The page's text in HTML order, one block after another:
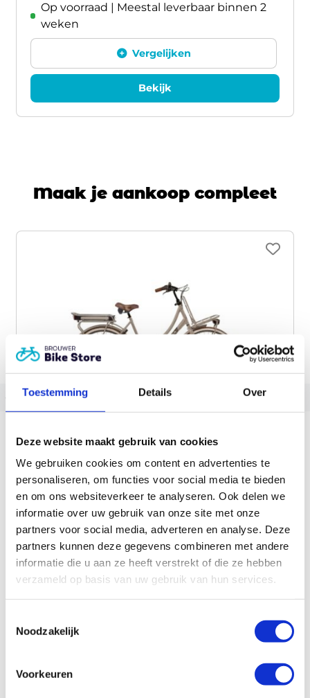
Toestemming Details Over
Deze website maakt gebruik van cookies
We gebruiken cookies om content en advertenties te
personaliseren, om functies voor social media te bieden
en om ons websiteverkeer te analyseren. Ook delen we
informatie over uw gebruik van onze site met onze
partners voor social media, adverteren en analyse. Deze
partners kunnen deze gegevens combineren met andere
informatie die u aan ze heeft verstrekt of die ze hebben
verzameld op basis van uw gebruik van hun services.
Noodzakelijk
Voorkeuren
Op voorraad | Meestal leverbaar binnen 2
weken
Vergelijken
Bekijk
Maak je aankoop compleet
2026
Accu capaciteit: 300, 400, 500
vanaf2.099,00
Op voorraad | Meestal leverbaar binnen 2
weken
Vergelijken
Bekijk